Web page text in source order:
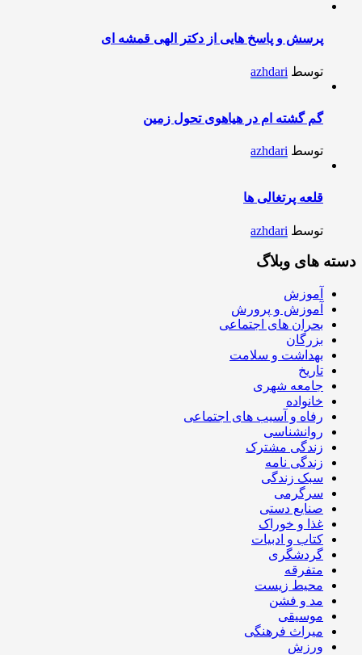
پرسش و پاسخ هایی از دکتر الهی قمشه ای
توسط azhdari
گم گشته ام در هیاهوی تحول زمین
توسط azhdari
قلعه پرتغالی ها
توسط azhdari
دسته های وبلاگ
آموزش
آموزش و پرورش
بحران های اجتماعی
بزرگان
بهداشت و سلامت
تاریخ
جامعه شهری
خانواده
رفاه و آسیب های اجتماعی
روانشناسی
زندگی مشترک
زندگی نامه
سبک زندگی
سرگرمی
صنایع دستی
غذا و خوراک
کتاب و ادبیات
گردشگری
متفرقه
محیط زیست
مد و فشن
موسیقی
میراث فرهنگی
ورزش